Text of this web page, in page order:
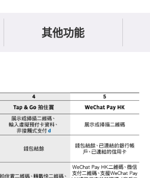
其他功能